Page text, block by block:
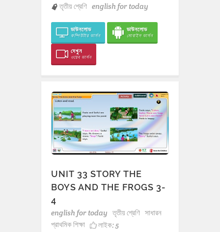
তৃতীয় শ্রেণি english for today
ডাউনলোড
কম্পিউটার ভার্সন
ডাউনলোড
মোবাইল ভার্সন
দেখুন
ওয়েব ভার্সন
UNIT 33 STORY THE
BOYS AND THE FROGS 3-
4
english for today তৃতীয় শ্রেণি সাধারন
প্রাথমিক শিক্ষা
লাইক:5